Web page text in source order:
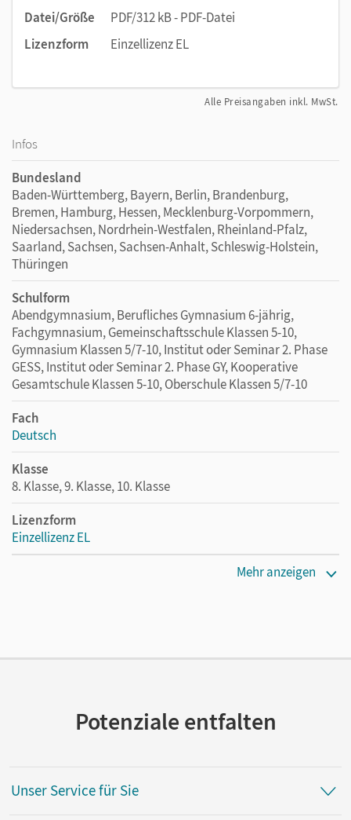
Datei/Größe
PDF/312 kB - PDF-Datei
Lizenzform
Einzellizenz EL
Alle Preisangaben inkl. MwSt.
Infos
Bundesland
Baden-Württemberg, Bayern, Berlin, Brandenburg,
Bremen, Hamburg, Hessen, Mecklenburg-Vorpommern,
Niedersachsen, Nordrhein-Westfalen, Rheinland-Pfalz,
Saarland, Sachsen, Sachsen-Anhalt, Schleswig-Holstein,
Thüringen
Schulform
Abendgymnasium, Berufliches Gymnasium 6-jährig,
Fachgymnasium, Gemeinschaftsschule Klassen 5-10,
Gymnasium Klassen 5/7-10, Institut oder Seminar 2. Phase
GESS, Institut oder Seminar 2. Phase GY, Kooperative
Gesamtschule Klassen 5-10, Oberschule Klassen 5/7-10
Fach
Deutsch
Klasse
8. Klasse, 9. Klasse, 10. Klasse
Lizenzform
Einzellizenz EL
Mehr anzeigen
Potenziale entfalten
Unser Service für Sie